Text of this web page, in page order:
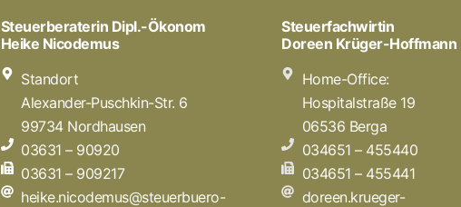
Steuerberaterin Dipl.-Ökonom
Heike Nicodemus
Standort
Alexander-Puschkin-Str. 6
99734 Nordhausen
03631 – 90920
03631 – 909217
heike.nicodemus@steuerbuero-
Steuerfachwirtin
Doreen Krüger-Hoffmann
Home-Office:
Hospitalstraße 19
06536 Berga
034651 – 455440
034651 – 455441
doreen.krueger-